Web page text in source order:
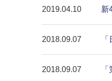
2019.04.10 新
2018.09.07
2018.09.07